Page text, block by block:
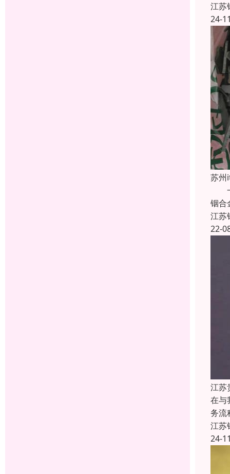
江苏
24-
苏州
一
铟
江苏
22-
江苏
在与
务流
江苏
24-